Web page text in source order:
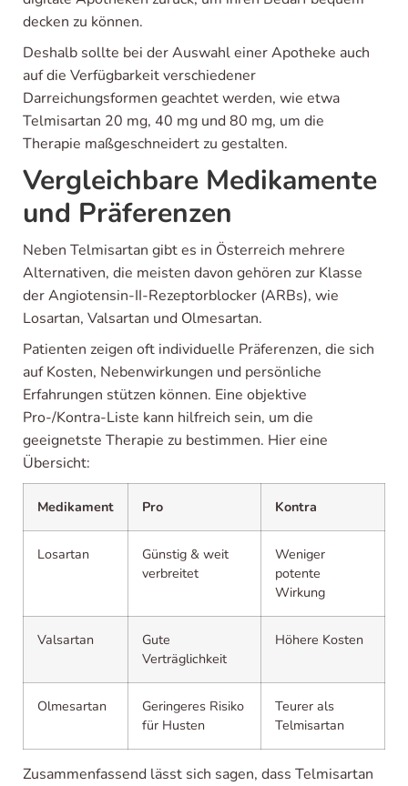
decken zu können.
Deshalb sollte bei der Auswahl einer Apotheke auch
auf die Verfügbarkeit verschiedener
Darreichungsformen geachtet werden, wie etwa
Telmisartan 20 mg, 40 mg und 80 mg, um die
Therapie maßgeschneidert zu gestalten.
Vergleichbare Medikamente
und Präferenzen
Neben Telmisartan gibt es in Österreich mehrere
Alternativen, die meisten davon gehören zur Klasse
der Angiotensin-II-Rezeptorblocker (ARBs), wie
Losartan, Valsartan und Olmesartan.
Patienten zeigen oft individuelle Präferenzen, die sich
auf Kosten, Nebenwirkungen und persönliche
Erfahrungen stützen können. Eine objektive
Pro-/Kontra-Liste kann hilfreich sein, um die
geeignetste Therapie zu bestimmen. Hier eine
Übersicht:
Medikament Pro Kontra
Losartan
Günstig & weit
verbreitet
Weniger
potente
Wirkung
Valsartan
Gute
Verträglichkeit
Höhere Kosten
Olmesartan
Geringeres Risiko
für Husten
Teurer als
Telmisartan
Zusammenfassend lässt sich sagen, dass Telmisartan